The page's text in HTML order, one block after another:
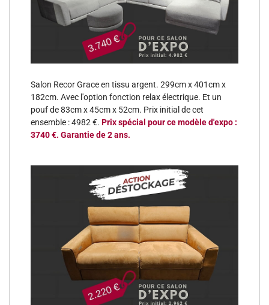
Salon Recor Grace en tissu argent. 299cm x 401cm x
182cm. Avec l'option fonction relax électrique. Et un
pouf de 83cm x 45cm x 52cm. Prix initial de cet
ensemble : 4982 €. Prix spécial pour ce modèle d'expo :
3740 €. Garantie de 2 ans.